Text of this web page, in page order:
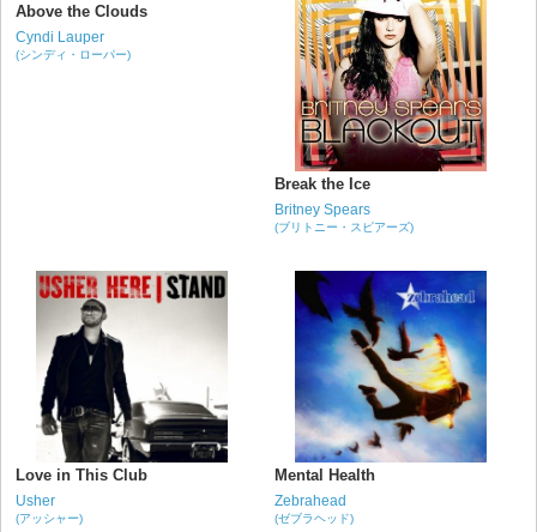
Above the Clouds
Cyndi Lauper
(シンディ・ローパー)
Break the Ice
Britney Spears
(ブリトニー・スピアーズ)
Love in This Club
Usher
(アッシャー)
Mental Health
Zebrahead
(ゼブラヘッド)